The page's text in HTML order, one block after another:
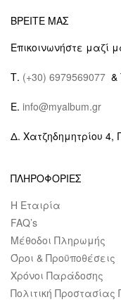
ΒΡΕΙΤΕ ΜΑΣ
Επικοινωνήστε μαζί
Τ. (+30) 6979569077 &
E. info@myalbum.gr
Δ. Χατζηδημητρίου 4,
ΠΛΗΡΟΦΟΡΙΕΣ
Η Εταιρία
FAQ’s
Μέθοδοι Πληρωμής
Όροι & Προϋποθέσεις
Χρόνοι Παράδοσης
Πολιτική